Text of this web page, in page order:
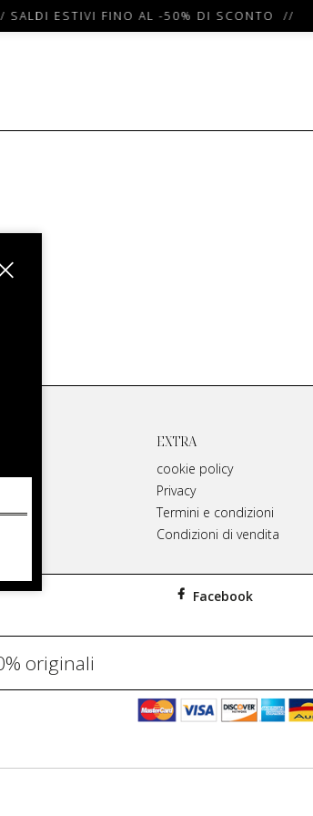
ESTIVI FINO AL -50% DI SCONTO //
EXTRA
cookie policy
Privacy
Termini e condizioni
Condizioni di vendita
Facebook
originali